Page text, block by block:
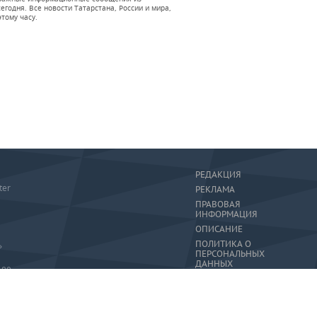
Все новости Татарстана, России и мира,
часу.
РЕДАКЦИЯ
РЕКЛАМА
ПРАВОВАЯ
ИНФОРМАЦИЯ
ОПИСАНИЕ
ПОЛИТИКА О
ПЕРСОНАЛЬНЫХ
ДАННЫХ